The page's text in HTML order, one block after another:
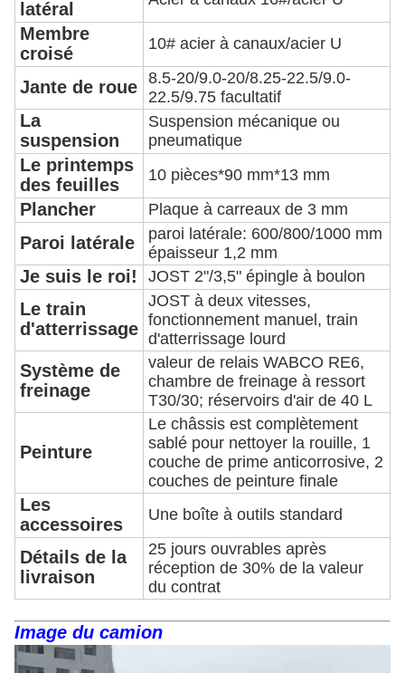
latéral
Membre
croisé
10# acier à canaux/acier U
Jante de roue 8.5-20/9.0-20/8.25-22.5/9.0-
22.5/9.75 facultatif
La
suspension
Suspension mécanique ou
pneumatique
Le printemps
des feuilles
10 pièces*90 mm*13 mm
Plancher Plaque à carreaux de 3 mm
Paroi latérale
paroi latérale: 600/800/1000 mm
épaisseur 1,2 mm
Je suis le roi! JOST 2"/3,5" épingle à boulon
Le train
d'atterrissage
JOST à deux vitesses,
fonctionnement manuel, train
d'atterrissage lourd
Système de
freinage
valeur de relais WABCO RE6,
chambre de freinage à ressort
T30/30; réservoirs d'air de 40 L
Peinture
Le châssis est complètement
sablé pour nettoyer la rouille, 1
couche de prime anticorrosive, 2
couches de peinture finale
Les
accessoires
Une boîte à outils standard
Détails de la
livraison
25 jours ouvrables après
réception de 30% de la valeur
du contrat
Image du camion